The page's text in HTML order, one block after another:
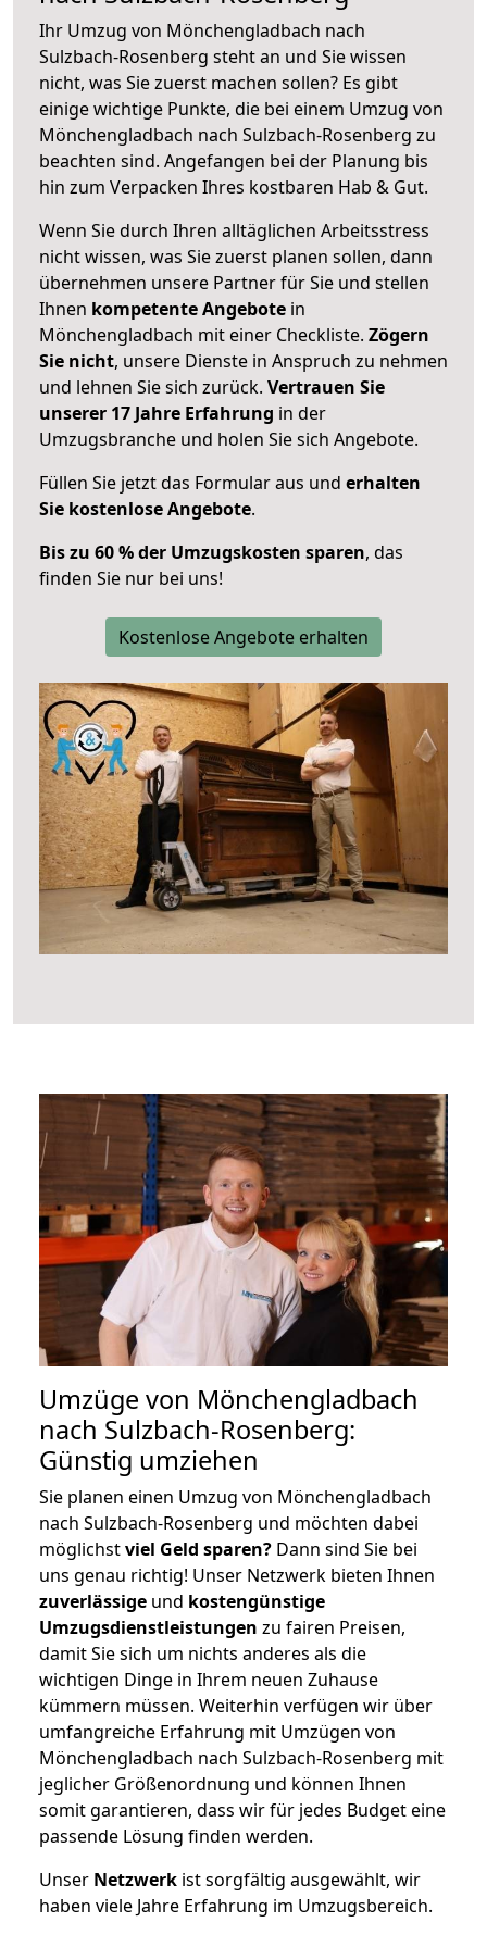
Ihr Umzug von Mönchengladbach nach
Sulzbach-Rosenberg steht an und Sie wissen
nicht, was Sie zuerst machen sollen? Es gibt
einige wichtige Punkte, die bei einem Umzug von
Mönchengladbach nach Sulzbach-Rosenberg zu
beachten sind. Angefangen bei der Planung bis
hin zum Verpacken Ihres kostbaren Hab & Gut.
Wenn Sie durch Ihren alltäglichen Arbeitsstress
nicht wissen, was Sie zuerst planen sollen, dann
übernehmen unsere Partner für Sie und stellen
Ihnen kompetente Angebote in
Mönchengladbach mit einer Checkliste. Zögern
Sie nicht, unsere Dienste in Anspruch zu nehmen
und lehnen Sie sich zurück. Vertrauen Sie
unserer 17 Jahre Erfahrung in der
Umzugsbranche und holen Sie sich Angebote.
Füllen Sie jetzt das Formular aus und erhalten
Sie kostenlose Angebote.
Bis zu 60 % der Umzugskosten sparen, das
finden Sie nur bei uns!
Kostenlose Angebote erhalten
Umzüge von Mönchengladbach
nach Sulzbach-Rosenberg:
Günstig umziehen
Sie planen einen Umzug von Mönchengladbach
nach Sulzbach-Rosenberg und möchten dabei
möglichstviel Geld sparen? Dann sind Sie bei
uns genau richtig! Unser Netzwerk bieten Ihnen
zuverlässige und kostengünstige
Umzugsdienstleistungen zu fairen Preisen,
damit Sie sich um nichts anderes als die
wichtigen Dinge in Ihrem neuen Zuhause
kümmern müssen. Weiterhin verfügen wir über
umfangreiche Erfahrung mit Umzügen von
Mönchengladbach nach Sulzbach-Rosenberg mit
jeglicher Größenordnung und können Ihnen
somit garantieren, dass wir für jedes Budget eine
passende Lösung finden werden.
Unser Netzwerk ist sorgfältig ausgewählt, wir
haben viele Jahre Erfahrung im Umzugsbereich.